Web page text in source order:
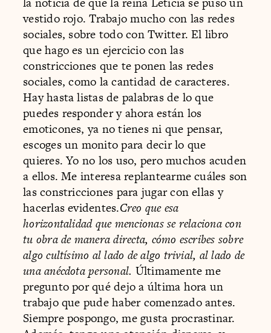
vestido rojo. Trabajo mucho con las redes
sociales, sobre todo con Twitter. El libro
que hago es un ejercicio con las
constricciones que te ponen las redes
sociales, como la cantidad de caracteres.
Hay hasta listas de palabras de lo que
puedes responder y ahora están los
emoticones, ya no tienes ni que pensar,
escoges un monito para decir lo que
quieres. Yo no los uso, pero muchos acuden
a ellos. Me interesa replantearme cuáles son
las constricciones para jugar con ellas y
hacerlas evidentes.Creo que esa
horizontalidad que mencionas se relaciona con
tu obra de manera directa, cómo escribes sobre
algo cultísimo al lado de algo trivial, al lado de
una anécdota personal. Últimamente me
pregunto por qué dejo a última hora un
trabajo que pude haber comenzado antes.
Siempre pospongo, me gusta procrastinar.